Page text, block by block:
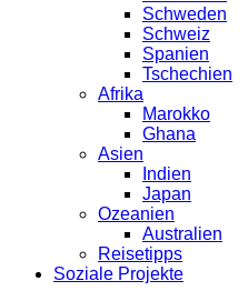
Schweden
Schweiz
Spanien
Tschechien
Afrika
Marokko
Ghana
Asien
Indien
Japan
Ozeanien
Australien
Reisetipps
Soziale Projekte